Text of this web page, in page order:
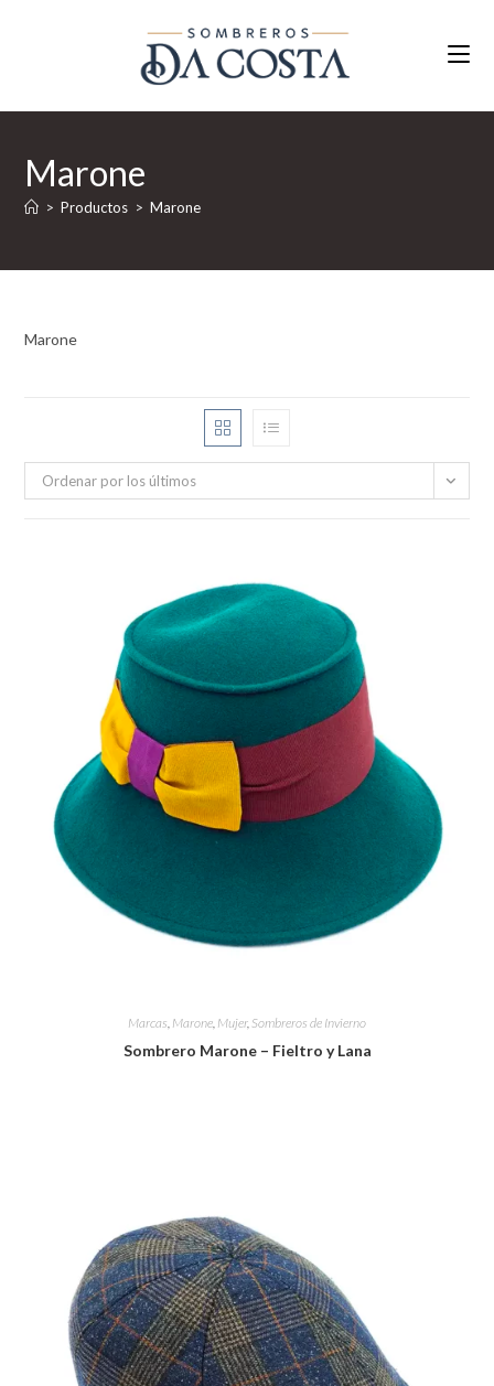
Marone
> Productos > Marone
Marone
Ordenar por los últimos
Marcas Marone Mujer, Sombreros de Invierno
Sombrero Marone – Fieltro y Lana